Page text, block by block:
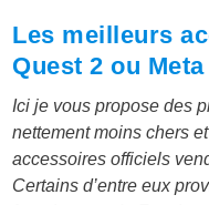
Les meilleurs
Quest 2 ou
Ici je vous propose des
nettement moins chers
accessoires officiels
Certains d’entre eux